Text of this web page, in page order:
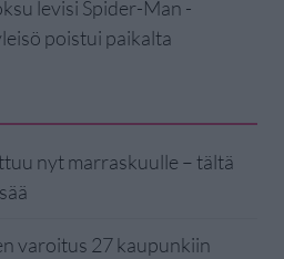
levisi Spider-Man -
poistui paikalta
nyt marraskuulle – tältä
varoitus 27 kaupunkiin